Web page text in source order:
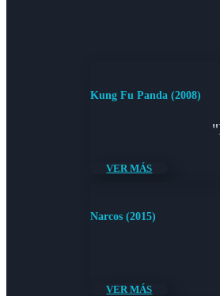
Kung Fu Panda (2008)
VER MÁS
Narcos (2015)
VER MÁS